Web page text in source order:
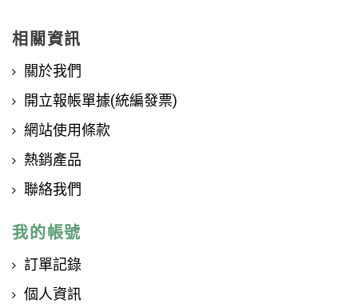
相關資訊
關於我們
開立報帳單據(統編發票)
網站使用條款
熱銷產品
聯絡我們
我的帳號
訂單記錄
個人資訊